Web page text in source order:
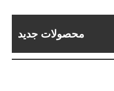
محصولات جدید